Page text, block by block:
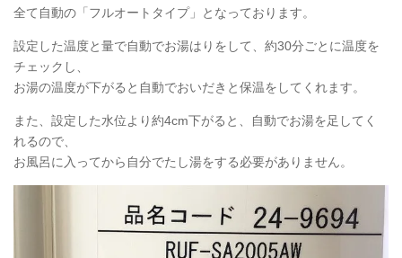
全て自動の「フルオートタイプ」となっております。
設定した温度と量で自動でお湯はりをして、約30分ごとに温度を
チェックし、
お湯の温度が下がると自動でおいだきと保温をしてくれます。
また、設定した水位より約4cm下がると、自動でお湯を足してく
れるので、
お風呂に入ってから自分でたし湯をする必要がありません。